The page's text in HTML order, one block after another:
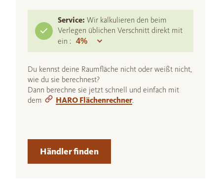
Service: Wir kalkulieren den beim
Verlegen üblichen Verschnitt direkt mit
ein :
Du kennst deine Raumfläche nicht oder weißt nicht,
wie du sie berechnest?
Dann berechne sie jetzt schnell und einfach mit
dem
HARO Flächenrechner.
Händler finden